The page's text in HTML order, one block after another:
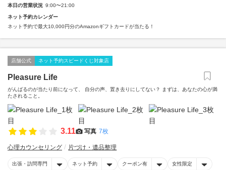
本日の営業状況 9:00〜21:00
ネット予約カレンダー
ネット予約で最大10,000円分のAmazonギフトカードが当たる！
店舗公式 ネット予約スピードくじ対象店
Pleasure Life
がんばるのが当たり前になって、 自分の声、置き去りにしてない？ まずは、あなたの心が満
たされること。
3.11 写真 7枚
心理カウンセリング 片づけ・遺品整理
出張・訪問専門 ネット予約 クーポン有 女性限定